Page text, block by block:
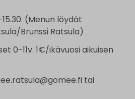
(Menun löydät
Brunssi Ratsula)
0-11v. 1€/ikävuosi aikuisen
tai